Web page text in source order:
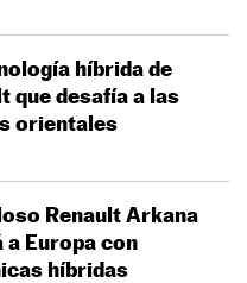
híbrida de
que desafía a las
orientales
Renault Arkana
a Europa con
híbridas